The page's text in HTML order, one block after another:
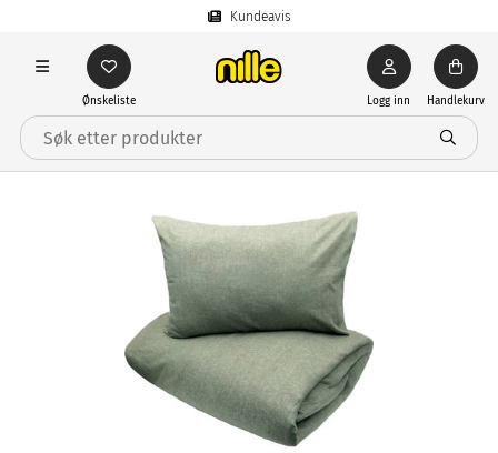
Kundeavis
Ønskeliste Logg inn Handlekurv